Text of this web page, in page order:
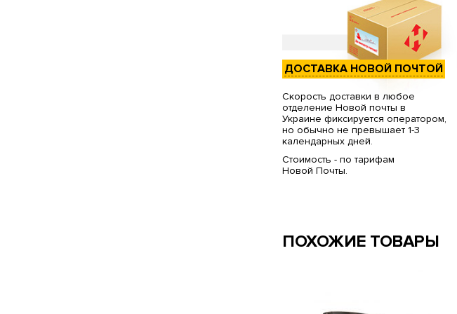
ДОСТАВКА НОВОЙ ПОЧТОЙ
Скорость доставки в любое
отделение Новой почты в
Украине фиксируется оператором,
но обычно не превышает 1-3
календарных дней.
Стоимость - по тарифам
Новой Почты.
ПОХОЖИЕ ТОВАРЫ